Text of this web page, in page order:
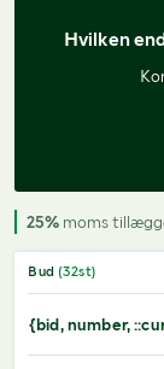
Hvilken
25% moms
Bud (32st)
{bid, number,